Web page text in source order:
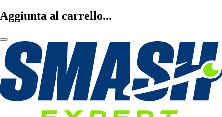
Aggiunta al carrello...